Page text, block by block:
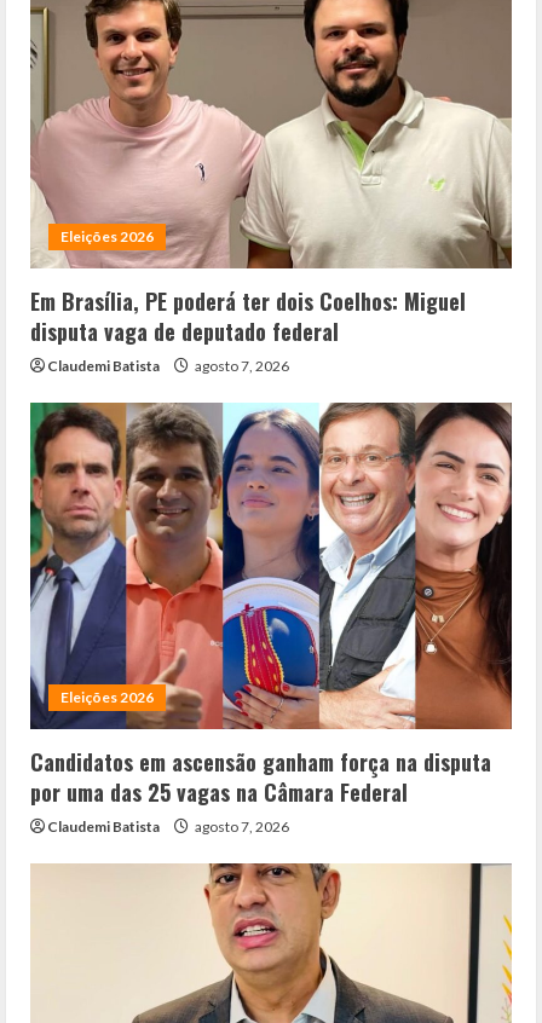
Eleições 2026
Em Brasília, PE poderá ter dois Coelhos: Miguel
disputa vaga de deputado federal
Claudemi Batista agosto 7, 2026
Eleições 2026
Candidatos em ascensão ganham força na disputa
por uma das 25 vagas na Câmara Federal
Claudemi Batista agosto 7, 2026